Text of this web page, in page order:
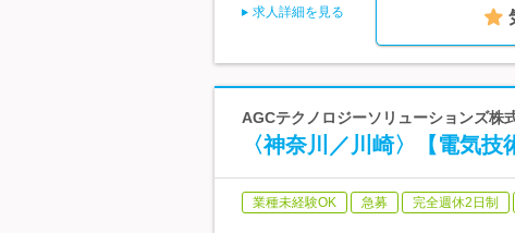
求人詳細を見る
AGCテクノロジーソリューションズ株
〈神奈川／川崎〉【電気
業種未経験OK 急募 完全週休2日制